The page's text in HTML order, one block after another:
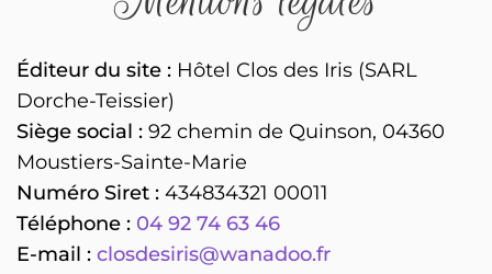
Éditeur du site : Hôtel Clos des Iris (SARL
Dorche-Teissier)
Siège social : 92 chemin de Quinson, 04360
Moustiers-Sainte-Marie
Numéro Siret : ‍434834321 00011
Téléphone : 04 92 74 63 46
E-mail : closdesiris@wanadoo.fr